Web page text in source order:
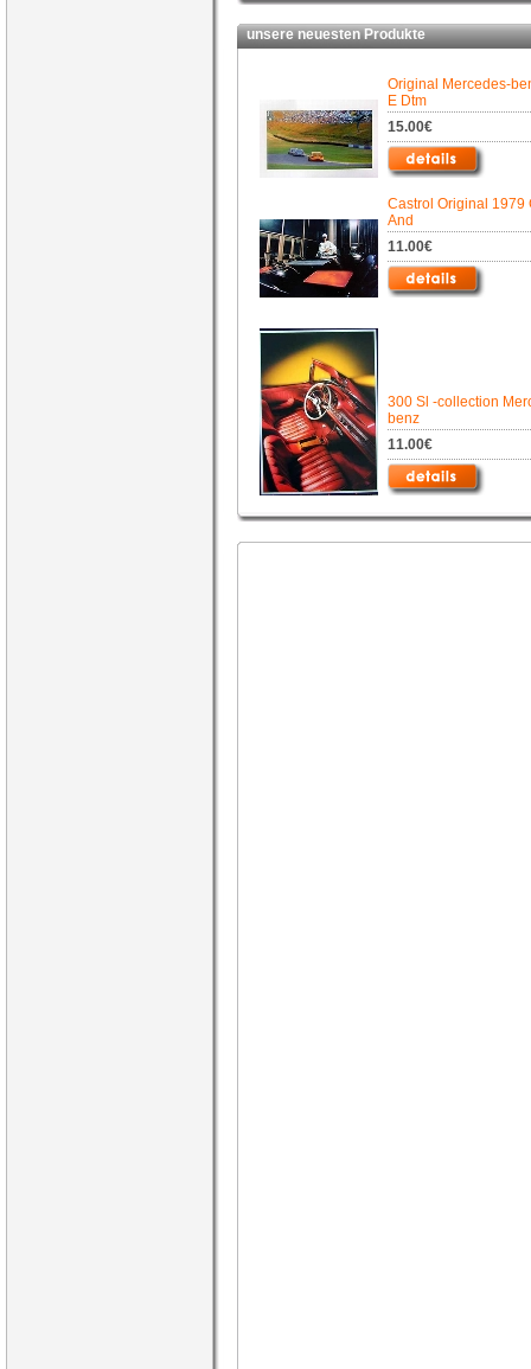
unsere neuesten Produkte
Original Mercedes-
E Dtm
15.00€
Castrol Original 1979
And
11.00€
300 Sl -collection
benz
11.00€